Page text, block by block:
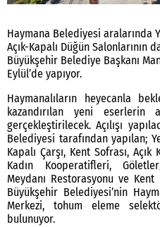
Haymana Belediyesi aralarında
Açık-Kapalı Düğün Salonlarının
Büyükşehir Belediye Başkanı
Eylül’de yapıyor.
Haymanalıların heyecanla
kazandırılan yeni eserlerin
gerçekleştirilecek. Açılışı
Belediyesi tarafından yapılan;
Kapalı Çarşı, Kent Sofrası,
Kadın Kooperatifleri,
Meydanı Restorasyonu ve Kent
Büyükşehir Belediyesi’nin
Merkezi, tohum eleme
bulunuyor.